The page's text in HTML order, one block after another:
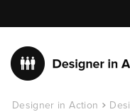
Designer in Action